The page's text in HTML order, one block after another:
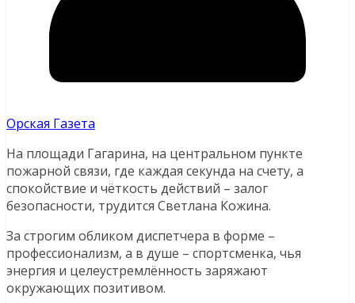
Орская Газета
На площади Гагарина, на центральном пункте
пожарной связи, где каждая секунда на счету, а
спокойствие и чёткость действий – залог
безопасности, трудится Светлана Кожина.
За строгим обликом диспетчера в форме –
профессионализм, а в душе – спортсменка, чья
энергия и целеустремлённость заряжают
окружающих позитивом.